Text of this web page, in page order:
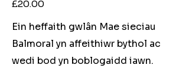
£20.00
Ein heffaith gwlân Mae sieciau
Balmoral yn affeithiwr bythol ac
wedi bod yn boblogaidd iawn.